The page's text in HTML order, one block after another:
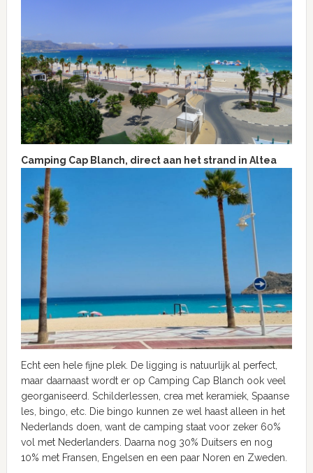
Camping Cap Blanch, direct aan het strand in Altea
Echt een hele fijne plek. De ligging is natuurlijk al perfect,
maar daarnaast wordt er op Camping Cap Blanch ook veel
georganiseerd. Schilderlessen, crea met keramiek, Spaanse
les, bingo, etc. Die bingo kunnen ze wel haast alleen in het
Nederlands doen, want de camping staat voor zeker 60%
vol met Nederlanders. Daarna nog 30% Duitsers en nog
10% met Fransen, Engelsen en een paar Noren en Zweden.